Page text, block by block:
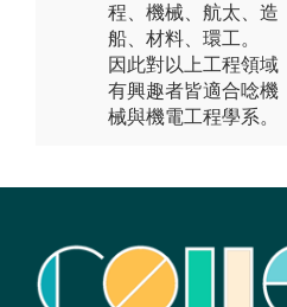
程、機械、航太、造
船、材料、環工。
因此對以上工程領域
有興趣者皆適合唸機
械與機電工程學系。